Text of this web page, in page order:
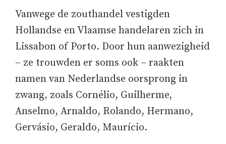
Vanwege de zouthandel vestigden
Hollandse en Vlaamse handelaren zich in
Lissabon of Porto. Door hun aanwezigheid
– ze trouwden er soms ook – raakten
namen van Nederlandse oorsprong in
zwang, zoals Cornélio, Guilherme,
Anselmo, Arnaldo, Rolando, Hermano,
Gervásio, Geraldo, Maurício.